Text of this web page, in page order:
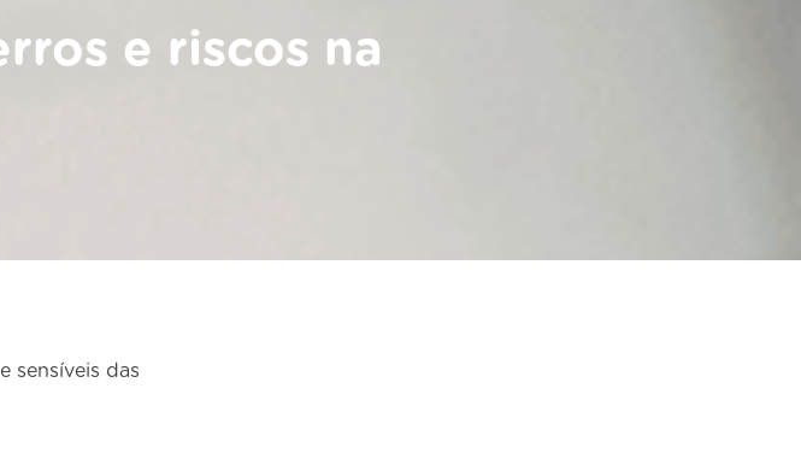
e riscos na
sensíveis das